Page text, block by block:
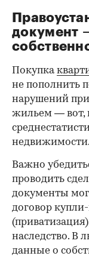
документ
Покупка
не пополнить
нарушений
жильем — вот,
недвижимости.
Важно
проводить
документы
договор
наследство. В
данные о